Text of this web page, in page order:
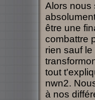
Alors nous
être une
combattre
rien sauf
tout
nwn2.
à nos